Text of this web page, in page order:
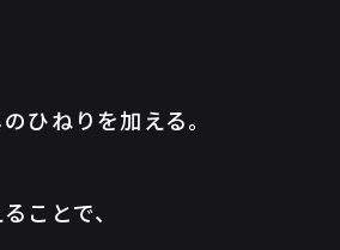
ひねりを加える。
ことで、